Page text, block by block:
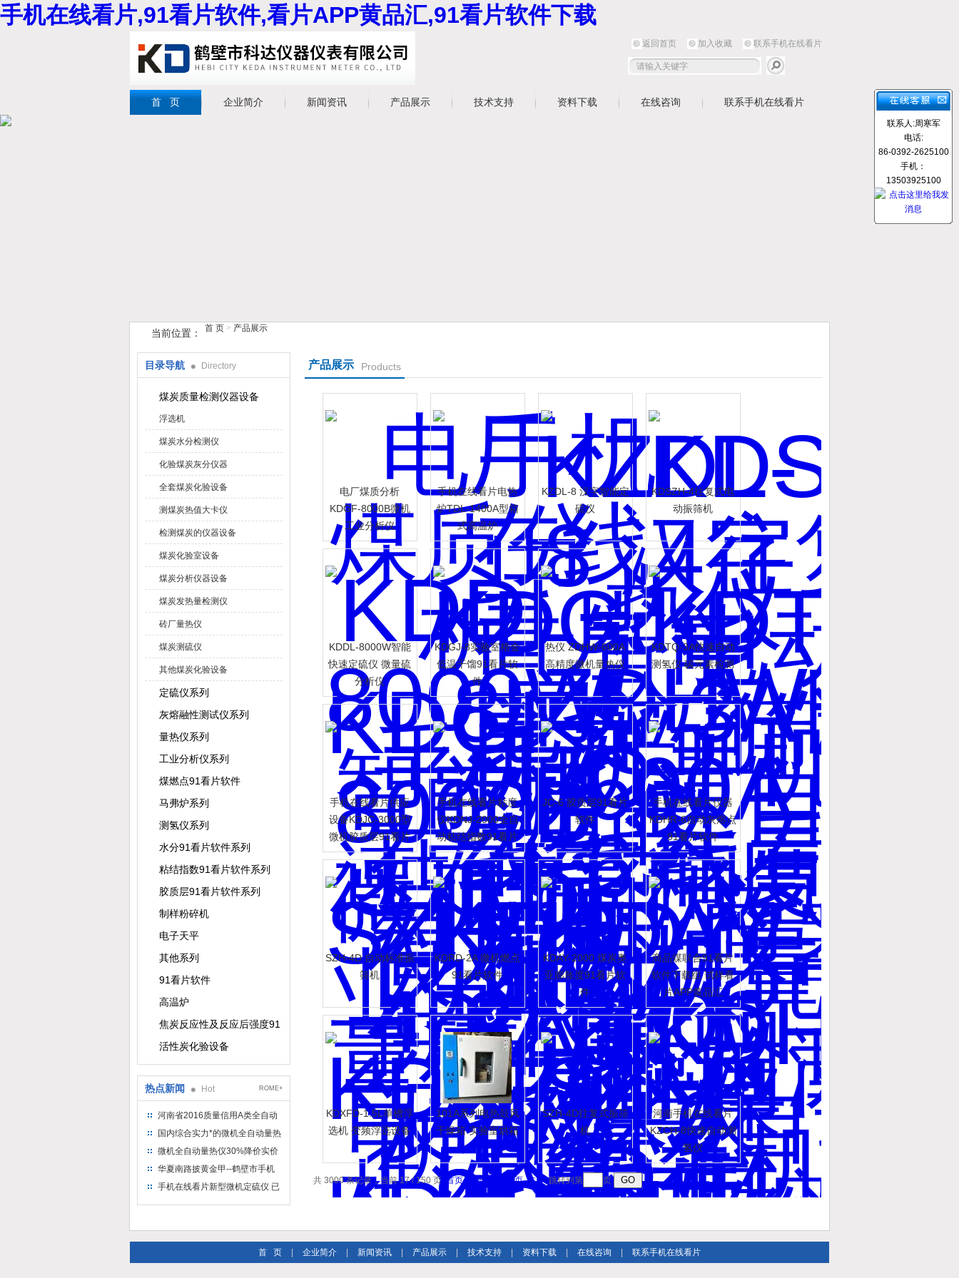
手机在线看片,91看片软件,看片APP黄品汇,91看片软件下载
返回首页 加入收藏 联系手机在线看片
首 页 企业简介 新闻资讯 产品展示 技术支持 资料下载 在线咨询 联系手机在线看片
当前位置： 首 页 > 产品展示
目录导航 Directory
煤炭质量检测仪器设备
浮选机
煤炭水分检测仪
化验煤炭灰分仪器
全套煤炭化验设备
测煤炭热值大卡仪
检测煤炭的仪器设备
煤炭化验室设备
煤炭分析仪器设备
煤炭发热量检测仪
砖厂量热仪
煤炭测硫仪
其他煤炭化验设备
定硫仪系列
灰熔融性测试仪系列
量热仪系列
工业分析仪系列
煤燃点91看片软件
马弗炉系列
测氢仪系列
水分91看片软件系列
粘结指数91看片软件系列
胶质层91看片软件系列
制样粉碎机
电子天平
其他系列
91看片软件
高温炉
焦炭反应性及反应后强度91看片软件
活性炭化验设备
热点新闻 Hot ROME+
河南省2016质量信用A类全自动
量热仪
国内综合实力*的微机全自动量热
仪制造企业
微机全自动量热仪30%降价实价
出售
华夏南路披黄金甲--鹤壁市手机
在线看片仪器仪表有限公司
手机在线看片新型微机定硫仪 已
产品展示 Products
电厂煤质分析
KDGF-8000B微机
工业分析仪
手机在线看片电热
炉TDL-1400A型箱
式高温炉
KZDL-8 汉字智能定
硫仪
KDSZH-4往复式电
动振筛机
KDDL-8000W智能
快速定硫仪 微量硫
分析仪
KDGJ-8实验室格金
低温干馏91看片软
件
热仪 ZDHW-600A
高精度微机量热仪
KDTQ-3A快速自动
测氢仪 碳元素检测
手机在线看片供应
设备KDJC-3000型
微机胶质层91看片
软件
手机在线看片粘度
仪KDNJ-2000全自
动粘结指数91看片
软件
JC-6 胶质层91看片
软件
手机在线看片仪器
KDHR-6自动灰熔点
91看片软件
SZH-4D 自动标准振
筛机
KDRD-2A 微机燃点
91看片软件
KDAY-2000 煤炭奥
亚膨胀度91看片软
件
商品煤联合91看片
软件下载组 试样看
片APP黄品汇
KDXFD-1.5L单槽浮
选机 变频浮选设备
101A系列电热鼓风
干燥箱 实验室烘箱
SZH-4D往复式振筛
机
河南手机在线看片
KZCH-8快速自动测
氢仪
共 3000 条记录，当前 17 / 150 页 首页 上一页 下一页 末页跳转到第 页
首 页 企业简介 新闻资讯 产品展示 技术支持 资料下载 在线咨询 联系手机在线看片
联系人:周寒军
电话:
86-0392-2625100
手机：
13503925100